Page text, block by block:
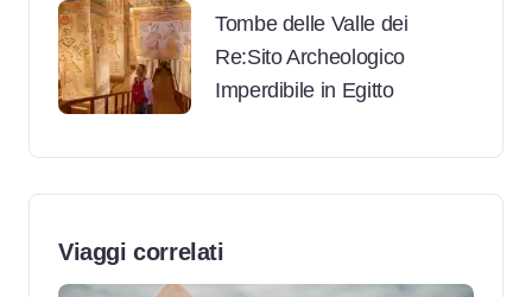
Tombe delle Valle dei
Re:Sito Archeologico
Imperdibile in Egitto
Viaggi correlati